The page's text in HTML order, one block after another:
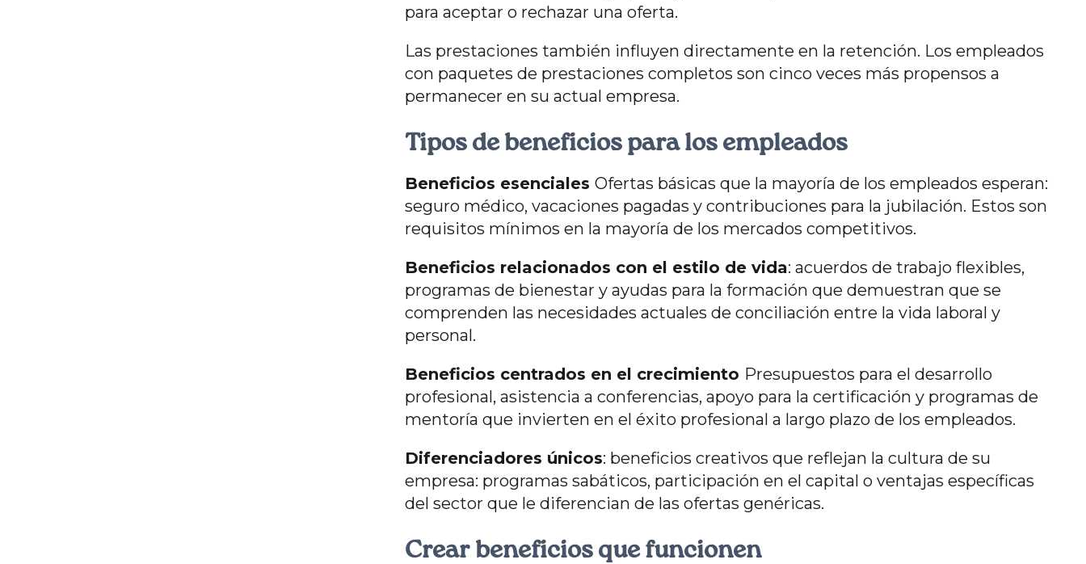
para aceptar o rechazar una oferta.
Las prestaciones también influyen directamente en la retención. Los empleados
con paquetes de prestaciones completos son cinco veces más propensos a
permanecer en su actual empresa.
Tipos de beneficios para los empleados
Beneficios esencialesOfertas básicas que la mayoría de los empleados esperan:
seguro médico, vacaciones pagadas y contribuciones para la jubilación. Estos son
requisitos mínimos en la mayoría de los mercados competitivos.
Beneficios relacionados con el estilo de vida: acuerdos de trabajo flexibles,
programas de bienestar y ayudas para la formación que demuestran que se
comprenden las necesidades actuales de conciliación entre la vida laboral y
personal.
Beneficios centrados en el crecimiento Presupuestos para el desarrollo
profesional, asistencia a conferencias, apoyo para la certificación y programas de
mentoría que invierten en el éxito profesional a largo plazo de los empleados.
Diferenciadores únicos: beneficios creativos que reflejan la cultura de su
empresa: programas sabáticos, participación en el capital o ventajas específicas
del sector que le diferencian de las ofertas genéricas.
Crear beneficios que funcionen